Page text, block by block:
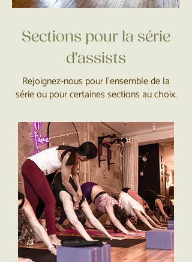
Sections pour la série
d'assists
Rejoignez-nous pour l’ensemble de la
série ou pour certaines sections au choix.